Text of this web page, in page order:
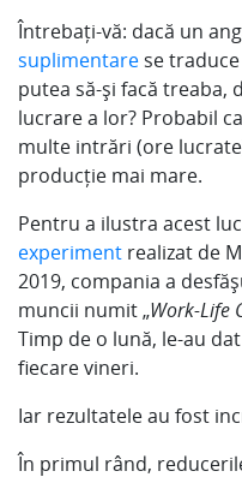
Întrebați-vă: dacă un
suplimentare se
putea să-și facă treaba,
lucrare a lor? Probabil
multe intrări (ore
producție mai mare.
Pentru a ilustra acest
experiment realizat de
2019, compania a
muncii numit „Work-Life
Timp de o lună, le-au
fiecare vineri.
Iar rezultatele au fost
În primul rând,